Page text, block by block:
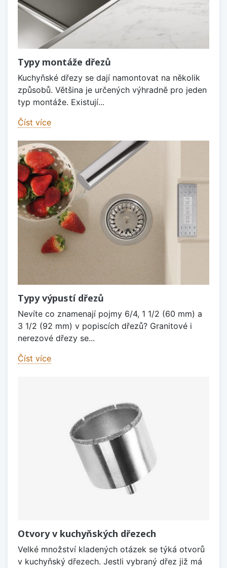
Typy montáže dřezů
Kuchyňské dřezy se dají namontovat na několik
způsobů. Většina je určených výhradně pro jeden
typ montáže. Existují...
Číst více
Typy výpustí dřezů
Nevíte co znamenají pojmy 6/4, 1 1/2 (60 mm) a
3 1/2 (92 mm) v popiscích dřezů? Granitové i
nerezové dřezy se...
Číst více
Otvory v kuchyňských dřezech
Velké množství kladených otázek se týká otvorů
v kuchyňský dřezech. Jestli vybraný dřez již má